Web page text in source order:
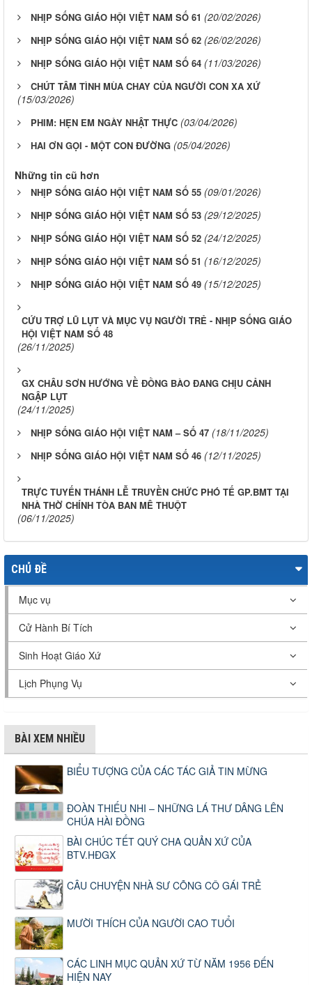
NHỊP SỐNG GIÁO HỘI VIỆT NAM SỐ 61 (20/02/2026)
NHỊP SỐNG GIÁO HỘI VIỆT NAM SỐ 62 (26/02/2026)
NHỊP SỐNG GIÁO HỘI VIỆT NAM SỐ 64 (11/03/2026)
CHÚT TÂM TÌNH MÙA CHAY CỦA NGƯỜI CON XA XỨ
(15/03/2026)
PHIM: HẸN EM NGÀY NHẬT THỰC (03/04/2026)
HAI ƠN GỌI - MỘT CON ĐƯỜNG (05/04/2026)
Những tin cũ hơn
NHỊP SỐNG GIÁO HỘI VIỆT NAM SỐ 55 (09/01/2026)
NHỊP SỐNG GIÁO HỘI VIỆT NAM SỐ 53 (29/12/2025)
NHỊP SỐNG GIÁO HỘI VIỆT NAM SỐ 52 (24/12/2025)
NHỊP SỐNG GIÁO HỘI VIỆT NAM SỐ 51 (16/12/2025)
NHỊP SỐNG GIÁO HỘI VIỆT NAM SỐ 49 (15/12/2025)
CỨU TRỢ LŨ LỤT VÀ MỤC VỤ NGƯỜI TRẺ - NHỊP SỐNG GIÁO
HỘI VIỆT NAM SỐ 48
(26/11/2025)
GX CHÂU SƠN HƯỚNG VỀ ĐỒNG BÀO ĐANG CHỊU CẢNH
NGẬP LỤT
(24/11/2025)
NHỊP SỐNG GIÁO HỘI VIỆT NAM – SỐ 47 (18/11/2025)
NHỊP SỐNG GIÁO HỘI VIỆT NAM SỐ 46 (12/11/2025)
TRỰC TUYẾN THÁNH LỄ TRUYỀN CHỨC PHÓ TẾ GP.BMT TẠI
NHÀ THỜ CHÍNH TÒA BAN MÊ THUỘT
(06/11/2025)
CHỦ ĐỀ
Mục vụ
Cử Hành Bí Tích
Sinh Hoạt Giáo Xứ
Lịch Phụng Vụ
BÀI XEM NHIỀU
BIỂU TƯỢNG CỦA CÁC TÁC GIẢ TIN MỪNG
ĐOÀN THIẾU NHI – NHỮNG LÁ THƯ DÂNG LÊN
CHÚA HÀI ĐỒNG
BÀI CHÚC TẾT QUÝ CHA QUẢN XỨ CỦA
BTV.HĐGX
CÂU CHUYỆN NHÀ SƯ CÕNG CÔ GÁI TRẺ
MƯỜI THÍCH CỦA NGƯỜI CAO TUỔI
CÁC LINH MỤC QUẢN XỨ TỪ NĂM 1956 ĐẾN
HIỆN NAY